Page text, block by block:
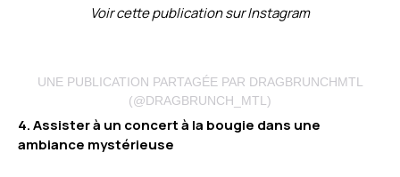
Voir cette publication sur Instagram
UNE PUBLICATION PARTAGÉE PAR DRAGBRUNCHMTL
(@DRAGBRUNCH_MTL)
4. Assister à un concert à la bougie dans une
ambiance mystérieuse